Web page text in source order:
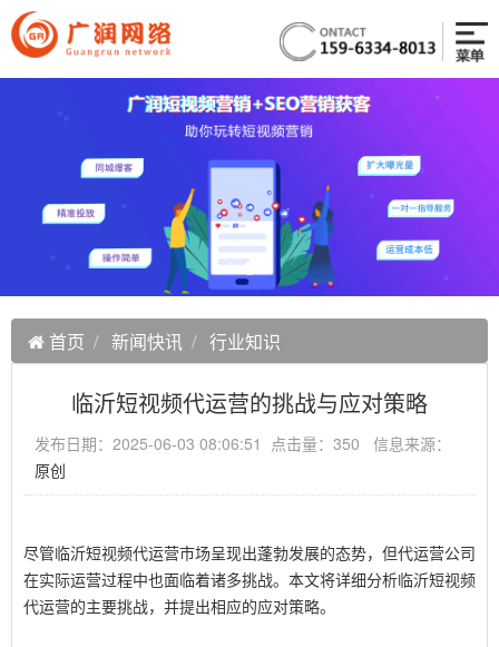
首页 新闻快讯 行业知识
临沂短视频代运营的挑战与应对策略
发布日期：2025-06-03 08:06:51 点击量：350 信息来源：
原创
尽管临沂短视频代运营市场呈现出蓬勃发展的态势，但代运营公司
在实际运营过程中也面临着诸多挑战。本文将详细分析临沂短视频
代运营的主要挑战，并提出相应的应对策略。